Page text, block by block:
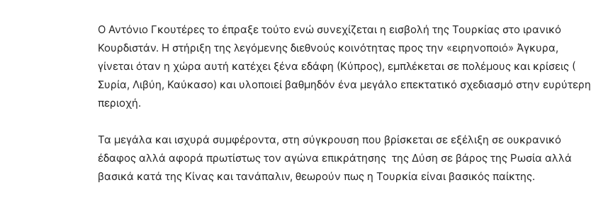
Ο Αντόνιο Γκουτέρες το έπραξε τούτο ενώ συνεχίζεται η εισβολή της Τουρκίας στο ιρανικό
Κουρδιστάν. Η στήριξη της λεγόμενης διεθνούς κοινότητας προς την «ειρηνοποιό» Άγκυρα,
γίνεται όταν η χώρα αυτή κατέχει ξένα εδάφη (Κύπρος), εμπλέκεται σε πολέμους και κρίσεις (
Συρία, Λιβύη, Καύκασο) και υλοποιεί βαθμηδόν ένα μεγάλο επεκτατικό σχεδιασμό στην ευρύτερη
περιοχή.
Τα μεγάλα και ισχυρά συμφέροντα, στη σύγκρουση που βρίσκεται σε εξέλιξη σε ουκρανικό
έδαφος αλλά αφορά πρωτίστως τον αγώνα επικράτησης της Δύση σε βάρος της Ρωσία αλλά
βασικά κατά της Κίνας και τανάπαλιν, θεωρούν πως η Τουρκία είναι βασικός παίκτης.